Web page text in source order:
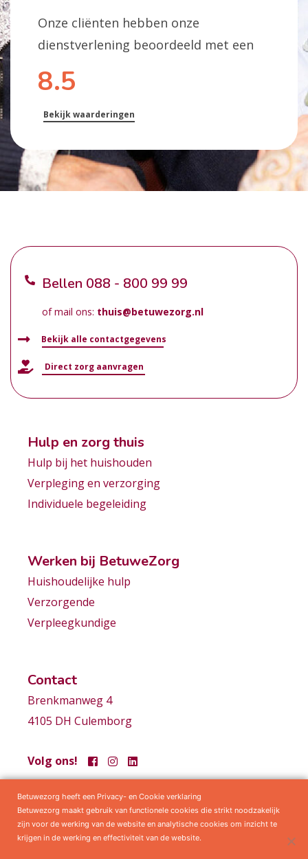
Onze cliënten hebben onze
dienstverlening beoordeeld met een
8.5
Bekijk waarderingen
Bellen 088 - 800 99 99
of mail ons: thuis@betuwezorg.nl
Bekijk alle contactgegevens
Direct zorg aanvragen
Hulp en zorg thuis
Hulp bij het huishouden
Verpleging en verzorging
Individuele begeleiding
Werken bij BetuweZorg
Huishoudelijke hulp
Verzorgende
Verpleegkundige
Contact
Brenkmanweg 4
4105 DH Culemborg
Volg ons!
Samenwerkingen Privacy statement Algemene voorwaarden
Betuwezorg heeft een Privacy- en Cookie verklaring
Betuwezorg maakt gebruik van functionele cookies die strikt noodzakelijk
zijn voor de werking van de website en analytische cookies om inzicht te
krijgen in de werking en effectiviteit van de website.